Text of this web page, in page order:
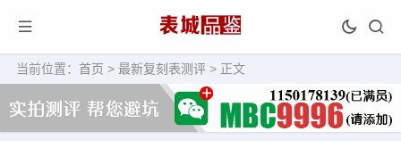
当前位置： 首页 > 最新复刻表测评 > 正文